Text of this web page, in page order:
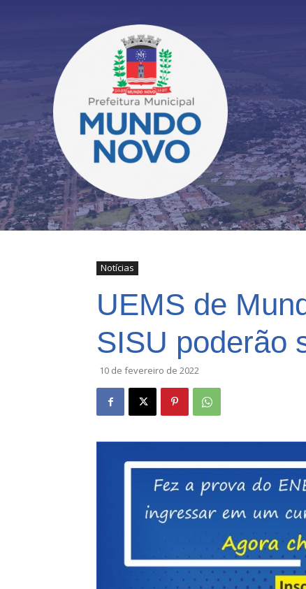
Notícias
UEMS de
SISU poderão
10 de fevereiro de 2022